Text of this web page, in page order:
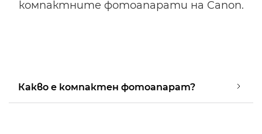
компактните фотоапарати на Canon.
Какво е компактен фотоапарат?